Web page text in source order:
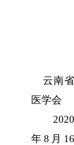
云南
医学会
年 8 月